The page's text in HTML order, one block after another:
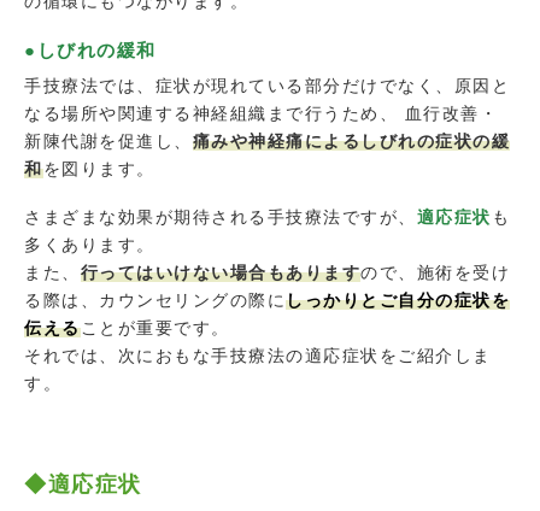
●しびれの緩和
手技療法では、症状が現れている部分だけでなく、原因と
なる場所や関連する神経組織まで行うため、 血行改善・
新陳代謝を促進し、 痛みや神経痛によるしびれの症状の緩
和を図ります。
さまざまな効果が期待される手技療法ですが、 適応症状 も
多くあります。
また、 行ってはいけない場合もありますので、施術を受け
る際は、カウンセリングの際にしっかりとご自分の症状を
伝えることが重要です。
それでは、次におもな手技療法の適応症状をご紹介しま
す。
◆適応症状